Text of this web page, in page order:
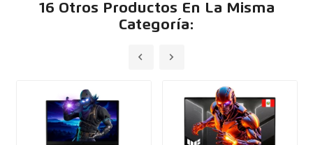
16 Otros Productos En La Misma
Categoría: